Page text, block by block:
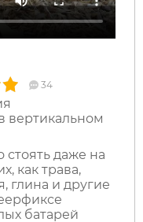
34
вертикальном
даже на
как трава,
глина и другие
батарей